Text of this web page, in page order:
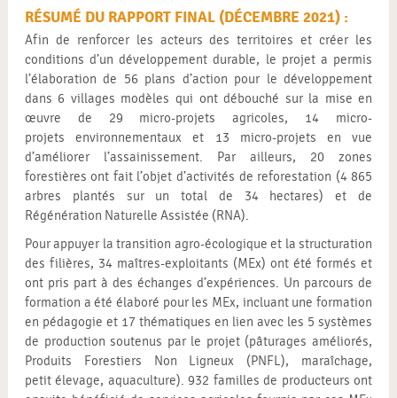
RÉSUMÉ DU RAPPORT FINAL (DÉCEMBRE 2021) :
Afin de renforcer les acteurs des territoires et créer les
conditions d’un développement durable, le projet a permis
l’élaboration de 56 plans d’action pour le développement
dans 6 villages modèles qui ont débouché sur la mise en
œuvre de 29 micro-projets agricoles, 14 micro-
projets environnementaux et 13 micro-projets en vue
d’améliorer l’assainissement. Par ailleurs, 20 zones
forestières ont fait l’objet d’activités de reforestation (4 865
arbres plantés sur un total de 34 hectares) et de
Régénération Naturelle Assistée (RNA).
Pour appuyer la transition agro-écologique et la structuration
des filières, 34 maîtres-exploitants (MEx) ont été formés et
ont pris part à des échanges d’expériences. Un parcours de
formation a été élaboré pour les MEx, incluant une formation
en pédagogie et 17 thématiques en lien avec les 5 systèmes
de production soutenus par le projet (pâturages améliorés,
Produits Forestiers Non Ligneux (PNFL), maraîchage,
petit élevage, aquaculture). 932 familles de producteurs ont